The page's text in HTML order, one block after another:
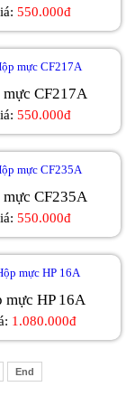
550.000đ
CF217A
550.000đ
CF235A
550.000đ
mực HP 16A
1.080.000đ
End